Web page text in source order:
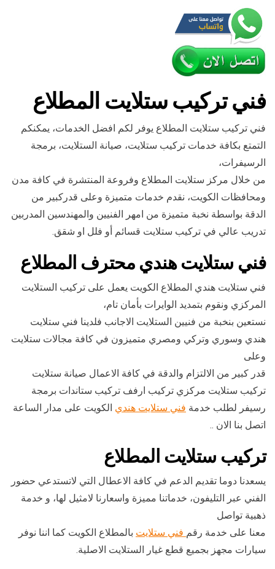
فني تركيب ستلايت المطلاع
فني تركيب ستلايت المطلاع يوفر لكم افضل الخدمات، يمكنكم
التمتع بكافة خدمات تركيب ستلايت، صيانة الستلايت، برمجة
الرسيفرات،
من خلال مركز ستلايت المطلاع وفروعة المنتشرة في كافة مدن
ومحافظات الكويت، نقدم خدمات متميزة وعلى قدركبير من
الدقة بواسطة نخبة متميزة من امهر الفنيين والمهندسين المدربين
تدريب عالي في تركيب ستلايت قسائم أو فلل او شقق.
فني ستلايت هندي محترف المطلاع
فني ستلايت هندي المطلاع الكويت يعمل على تركيب الستلايت
المركزي ونقوم بتمديد الوايرات بأمان تام،
نستعين بنخبة من فنيين الستلايت الاجانب فلدينا فني ستلايت
هندي وسوري وتركي ومصري متميزون في كافة مجالات ستلايت
وعلى
قدر كبير من الالتزام والدقة في كافة الاعمال صيانة ستلايت
تركيب ستلايت مركزي تركيب ارفف تركيب ستاندات برمجة
رسيفر لطلب خدمة فني ستلايت هندي الكويت على مدار الساعة
اتصل بنا الان ..
تركيب ستلايت المطلاع
يسعدنا دوما تقديم الدعم في كافة الاعطال التي لاتستدعي حضور
الفني عبر التليفون، خدماتنا مميزة واسعارنا لامثيل لها، و خدمة
ذهبية تواصل
معنا على خدمة رقم فني ستلايت بالمطلاع الكويت كما اننا نوفر
سيارات مجهز بجميع قطع غيار الستلايت الاصلية.